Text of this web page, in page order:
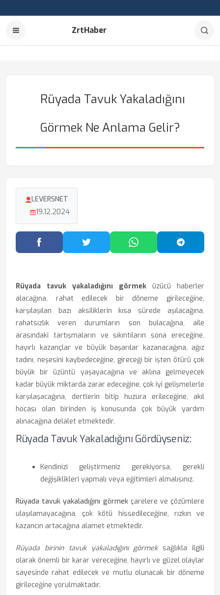
ZrtHaber
Rüyada Tavuk Yakaladığını
Görmek Ne Anlama Gelir?
LEVERSNET
19.12.2024
Facebook'ta PaylaşTwitter'da PaylaşWhatsApp'ta Paylaş
Rüyada tavuk yakaladığını görmek üzücü haberler
alacağına, rahat edilecek bir döneme girileceğine,
karşılaşılan bazı aksiliklerin kısa sürede aşılacağına,
rahatsızlık veren durumların son bulacağına, aile
arasındaki tartışmaların ve sıkıntıların sona ereceğine,
hayırlı kazançlar ve büyük başarılar kazanacağına, ağız
tadını, neşesini kaybedeceğine, gireceği bir işten ötürü çok
büyük bir üzüntü yaşayacağına ve aklına gelmeyecek
kadar büyük miktarda zarar edeceğine, çok iyi gelişmelerle
karşılaşacağına, dertlerin bitip huzura erileceğine, akıl
hocası olan birinden iş konusunda çok büyük yardım
alınacağına delalet etmektedir.
Rüyada Tavuk Yakaladığını Gördüyseniz:
Kendinizi geliştirmeniz gerekiyorsa, gerekli
değişiklikleri yapmalı veya eğitimleri almalısınız.
Rüyada tavuk yakaladığını görmekçarelere ve çözümlere
ulaşılamayacağına, çok kötü hissedileceğine, rızkın ve
kazancın artacağına alamet etmektedir.
Rüyada birinin tavuk yakaladığını görmeksağlıkla ilgili
olarak önemli bir karar vereceğine, hayırlı ve güzel olaylar
sayesinde rahat edilecek ve mutlu olunacak bir döneme
girileceğine yorulmaktadır.